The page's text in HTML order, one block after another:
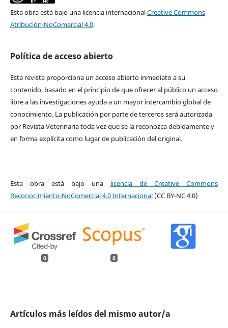
Esta obra está bajo una licencia internacionalCreative Commons
Atribución-NoComercial 4.0.
Política de acceso abierto
Esta revista proporciona un acceso abierto inmediato a su
contenido, basado en el principio de que ofrecer al público un acceso
libre a las investigaciones ayuda a un mayor intercambio global de
conocimiento. La publicación por parte de terceros será autorizada
por Revista Veterinaria toda vez que se la reconozca debidamente y
en forma explícita como lugar de publicación del original.
Esta obra está bajo una licencia de Creative Commons
Reconocimiento-NoComercial 4.0 Internacional(CC BY-NC 4.0)
0 0
Artículos más leídos del mismo autor/a